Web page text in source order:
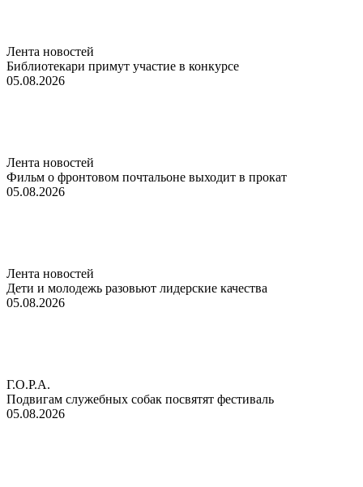
Лента новостей
Библиотекари примут участие в конкурсе
05.08.2026
Лента новостей
Фильм о фронтовом почтальоне выходит в прокат
05.08.2026
Лента новостей
Дети и молодежь разовьют лидерские качества
05.08.2026
Г.О.Р.А.
Подвигам служебных собак посвятят фестиваль
05.08.2026